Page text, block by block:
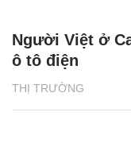
THỊ TRƯỜNG
Người Việt ở
ô tô điện